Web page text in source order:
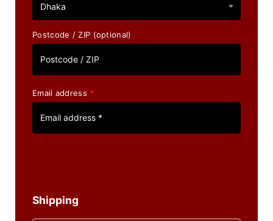
Dhaka
Postcode / ZIP (optional)
Email address *
Shipping